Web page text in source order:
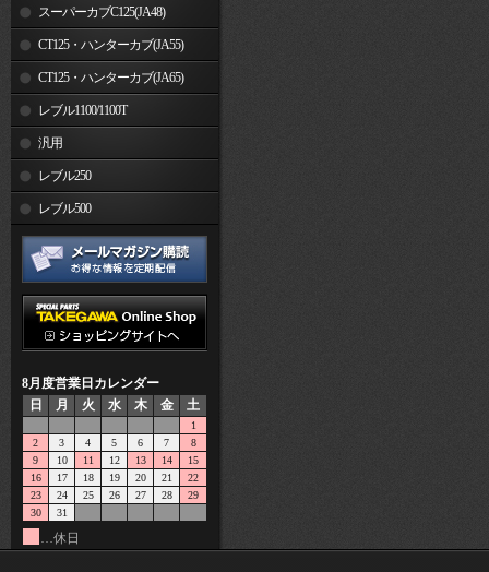
スーパーカブC125(JA48)
CT125・ハンターカブ(JA55)
CT125・ハンターカブ(JA65)
レブル1100/1100T
汎用
レブル250
レブル500
8月度営業日カレンダー
日
月 火 水 木 金 土
1
2
3 4 5 6 7
8
9
10 11 12 13 14
15
16
17 18 19 20 21
22
23
24 25 26 27 28
29
30
31
…休日